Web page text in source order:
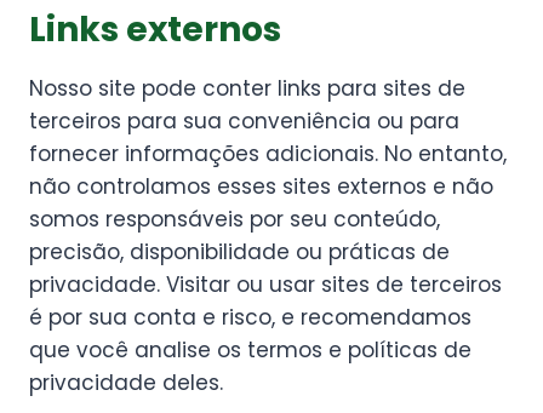
Links externos
Nosso site pode conter links para sites de
terceiros para sua conveniência ou para
fornecer informações adicionais. No entanto,
não controlamos esses sites externos e não
somos responsáveis por seu conteúdo,
precisão, disponibilidade ou práticas de
privacidade. Visitar ou usar sites de terceiros
é por sua conta e risco, e recomendamos
que você analise os termos e políticas de
privacidade deles.